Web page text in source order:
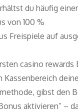
du häufig
von 100 %
Freispiele auf
casino rewards
Kassenbereich
gibst den
aktivieren” –